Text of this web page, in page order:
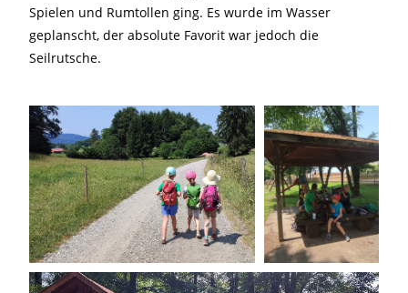
Spielen und Rumtollen ging. Es wurde im Wasser
geplanscht, der absolute Favorit war jedoch die
Seilrutsche.